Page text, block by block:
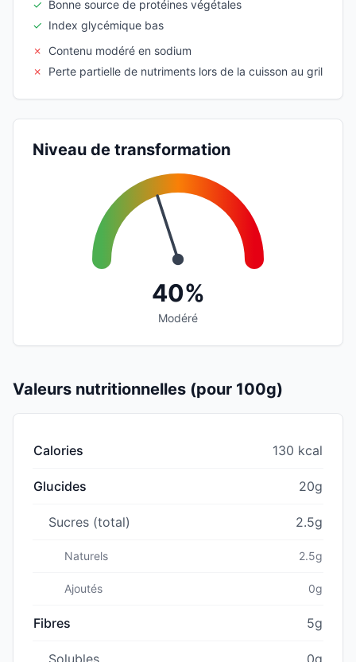
✓ Bonne source de protéines végétales
✓ Index glycémique bas
✗
Contenu modéré en sodium
✗
Perte partielle de nutriments lors de la cuisson au gril
Niveau de transformation
40%
Modéré
Valeurs nutritionnelles (pour 100g)
Calories 130 kcal
Glucides 20g
Sucres (total) 2.5g
Naturels 2.5g
Ajoutés 0g
Fibres 5g
Solubles 0g